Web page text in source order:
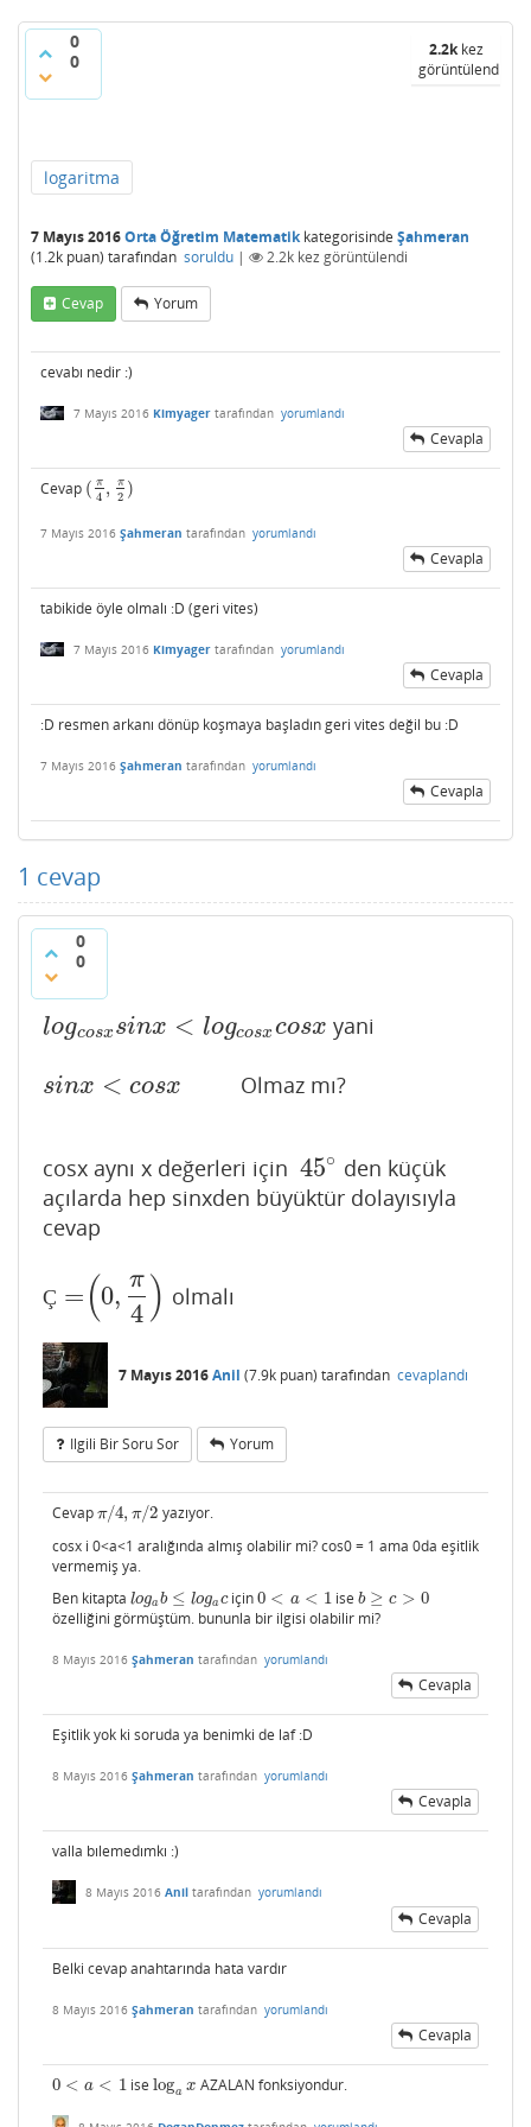
0
0
2.2kkez
görüntülendi
logaritma
7 Mayıs 2016Orta Öğretim Matematikkategorisinde Şahmeran
(1.2k puan) tarafından soruldu | 2.2k kez görüntülendi
Cevap Yorum
cevabı nedir :)
7 Mayıs 2016 Kimyager tarafından yorumlandı
Cevapla
Cevap ( π
4 , π
2 )
( π4, π2)
7 Mayıs 2016 Şahmeran tarafından yorumlandı
Cevapla
tabikide öyle olmalı :D (geri vites)
7 Mayıs 2016 Kimyager tarafından yorumlandı
Cevapla
:D resmen arkanı dönüp koşmaya başladın geri vites değil bu :D
7 Mayıs 2016 Şahmeran tarafından yorumlandı
Cevapla
1 cevap
0
0
logcosx sinx < logcosx cosx
logcosxsinx< og cosxcosx yani
sinx < cosx
sinx< cos x Olmaz mı?
cosx aynı x değerleri için 45∘
45∘ den küçük
açılarda hep sinxden büyüktür dolayısıyla
cevap
Ç =
Ç = (0,
π
4 )
(0,π 4) olmalı
7 Mayıs 2016Anil (7.9k puan) tarafından cevaplandı
Ilgili Bir Soru Sor Yorum
Cevap π/4, π/2
π/4,π/2
yazıyor.
cosx i 0<a<1 aralığında almış olabilir mi? cos0 = 1 ama 0da eşitlik
vermemiş ya.
Ben kitapta logab ≤ logac
logab≤lo gac için0 < a < 1
0 <a<1 iseb ≥ c > 0
b ≥c>0
özelliğini görmüştüm. bununla bir ilgisi olabilir mi?
8 Mayıs 2016 Şahmeran tarafından yorumlandı
Cevapla
Eşitlik yok ki soruda ya benimki de laf :D
8 Mayıs 2016 Şahmeran tarafından yorumlandı
Cevapla
valla bılemedımkı :)
8 Mayıs 2016 Anil tarafından yorumlandı
Cevapla
Belki cevap anahtarında hata vardır
8 Mayıs 2016 Şahmeran tarafından yorumlandı
Cevapla
0 < a < 1
0 <a<1 ise loga x
logax AZALAN fonksiyondur.